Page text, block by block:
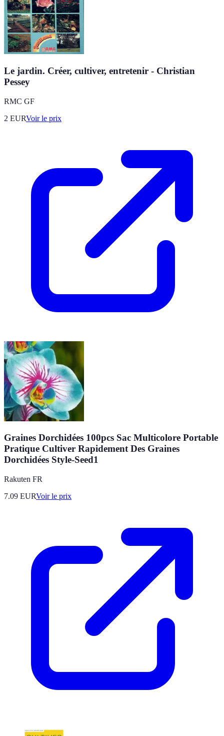
Le jardin. Créer, cultiver, entretenir - Christian
Pessey
RMC GF
2 EURVoir le prix
Graines Dorchidées 100pcs Sac Multicolore Portable
Pratique Cultiver Rapidement Des Graines
Dorchidées Style-Seed1
Rakuten FR
7.09 EURVoir le prix